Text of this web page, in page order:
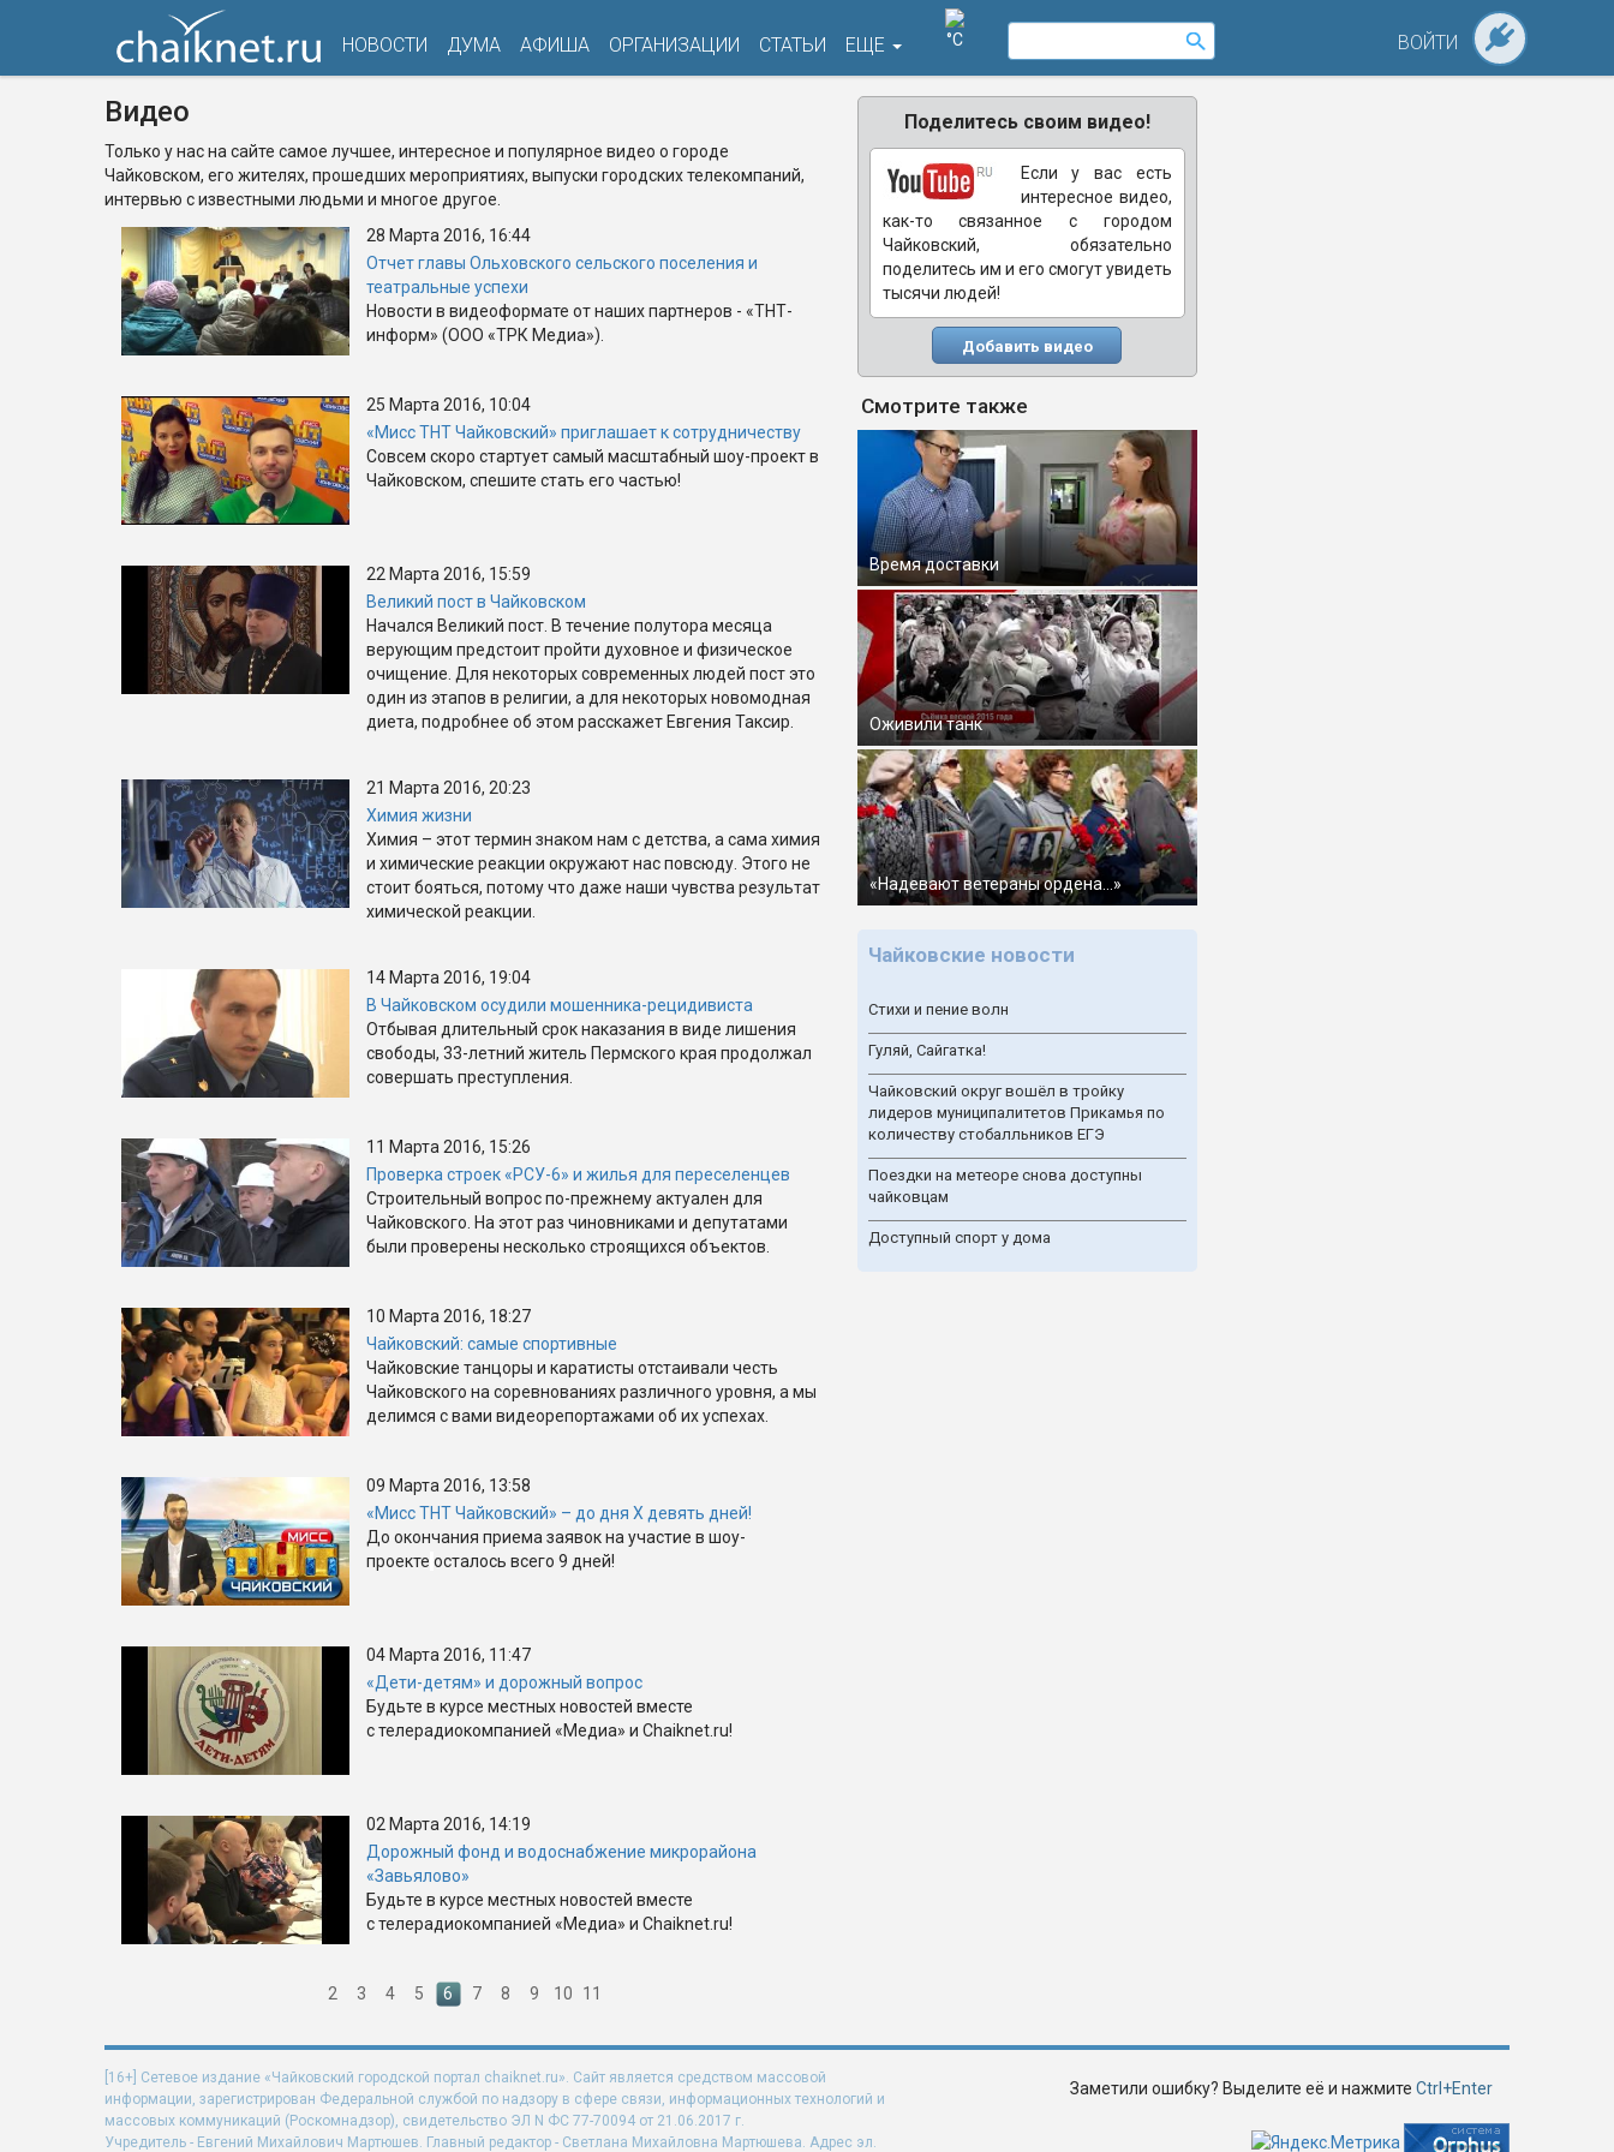
НОВОСТИ ДУМА АФИША ОРГАНИЗАЦИИ СТАТЬИ ЕЩЕ °C ВОЙТИ
Видео
Только у нас на сайте самое лучшее, интересное и популярное видео о городе
Чайковском, его жителях, прошедших мероприятиях, выпуски городских телекомпаний,
интервью с известными людьми и многое другое.
28 Марта 2016, 16:44
Отчет главы Ольховского сельского поселения и
театральные успехи
Новости в видеоформате от наших партнеров - «ТНТ-
информ» (ООО «ТРК Медиа»).
25 Марта 2016, 10:04
«Мисс ТНТ Чайковский» приглашает к сотрудничеству
Совсем скоро стартует самый масштабный шоу-проект в
Чайковском, спешите стать его частью!
22 Марта 2016, 15:59
Великий пост в Чайковском
Начался Великий пост. В течение полутора месяца
верующим предстоит пройти духовное и физическое
очищение. Для некоторых современных людей пост это
один из этапов в религии, а для некоторых новомодная
диета, подробнее об этом расскажет Евгения Таксир.
21 Марта 2016, 20:23
Химия жизни
Химия – этот термин знаком нам с детства, а сама химия
и химические реакции окружают нас повсюду. Этого не
стоит бояться, потому что даже наши чувства результат
химической реакции.
14 Марта 2016, 19:04
В Чайковском осудили мошенника-рецидивиста
Отбывая длительный срок наказания в виде лишения
свободы, 33-летний житель Пермского края продолжал
совершать преступления.
11 Марта 2016, 15:26
Проверка строек «РСУ-6» и жилья для переселенцев
Строительный вопрос по-прежнему актуален для
Чайковского. На этот раз чиновниками и депутатами
были проверены несколько строящихся объектов.
10 Марта 2016, 18:27
Чайковский: самые спортивные
Чайковские танцоры и каратисты отстаивали честь
Чайковского на соревнованиях различного уровня, а мы
делимся с вами видеорепортажами об их успехах.
09 Марта 2016, 13:58
«Мисс ТНТ Чайковский» – до дня X девять дней!
До окончания приема заявок на участие в шоу-
проекте осталось всего 9 дней!
04 Марта 2016, 11:47
«Дети-детям» и дорожный вопрос
Будьте в курсе местных новостей вместе
с телерадиокомпанией «Медиа» и Chaiknet.ru!
02 Марта 2016, 14:19
Дорожный фонд и водоснабжение микрорайона
«Завьялово»
Будьте в курсе местных новостей вместе
с телерадиокомпанией «Медиа» и Chaiknet.ru!
2 3 4 5 6 7 8 9 10 11
Поделитесь своим видео!
Если у вас есть
интересное видео,
как-то связанное с городом
Чайковский, обязательно
поделитесь им и его смогут увидеть
тысячи людей!
Добавить видео
Смотрите также
Время доставки
Оживили танк
«Надевают ветераны ордена…»
Чайковские новости
Стихи и пение волн
Гуляй, Сайгатка!
Чайковский округ вошёл в тройку
лидеров муниципалитетов Прикамья по
количеству стобалльников ЕГЭ
Поездки на метеоре снова доступны
чайковцам
Доступный спорт у дома
[16+] Сетевое издание «Чайковский городской портал chaiknet.ru». Сайт является средством массовой
информации, зарегистрирован Федеральной службой по надзору в сфере связи, информационных технологий и
массовых коммуникаций (Роскомнадзор), свидетельство ЭЛ N ФС 77-70094 от 21.06.2017 г.
Учредитель - Евгений Михайлович Мартюшев. Главный редактор - Светлана Михайловна Мартюшева. Адрес эл.
Заметили ошибку? Выделите её и нажмите Ctrl+Enter